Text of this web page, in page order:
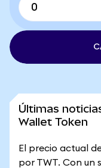
Últimas
Wallet Token
El precio actual
por TWT. Con un